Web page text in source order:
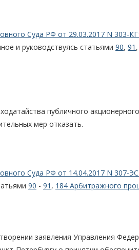
Суда РФ от 29.03.2017 N 303-
и руководствуясь статьями 90, 91 ,
публичного
мер отказать.
Суда РФ от 14.04.2017 N 307-
90 - 91 , 184 Арбитражного
заявления Управления